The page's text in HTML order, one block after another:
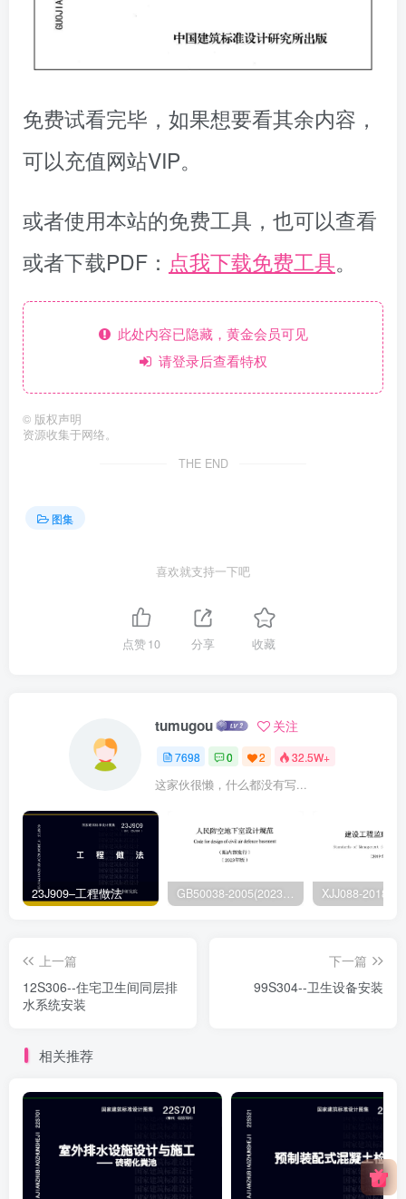
免费试看完毕，如果想要看其余内容，
可以充值网站VIP。
或者使用本站的免费工具，也可以查看
或者下载PDF： 点我下载免费工具。
此处内容已隐藏，黄金会员可见
请登录后查看特权
© 版权声明
资源收集于网络。
THE END
图集
喜欢就支持一下吧
点赞10 分享 收藏
tumugou 关注
7698 0 2 32.5W+
这家伙很懒，什么都没有写...
23J909–工程做法 GB50038-2005(2023版)–人民防空地下室设计规范
上一篇
12S306--住宅卫生间同层排
水系统安装
下一篇
99S304--卫生设备安装
相关推荐